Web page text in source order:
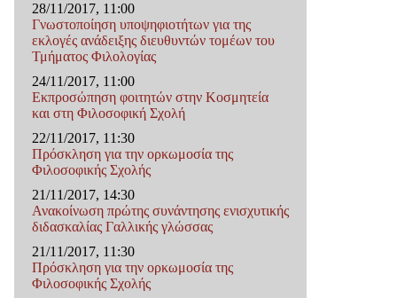
28/11/2017, 11:00
Γνωστοποίηση υποψηφιοτήτων για της
εκλογές ανάδειξης διευθυντών τομέων του
Τμήματος Φιλολογίας
24/11/2017, 11:00
Εκπροσώπηση φοιτητών στην Κοσμητεία
και στη Φιλοσοφική Σχολή
22/11/2017, 11:30
Πρόσκληση για την ορκωμοσία της
Φιλoσοφικής Σχολής
21/11/2017, 14:30
Ανακοίνωση πρώτης συνάντησης ενισχυτικής
διδασκαλίας Γαλλικής γλώσσας
21/11/2017, 11:30
Πρόσκληση για την ορκωμοσία της
Φιλοσοφικής Σχολής